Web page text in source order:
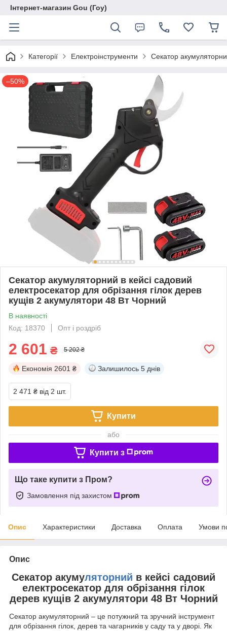
Інтернет-магазин Gou (Гоу)
Категорії Електроінструменти Секатор
–50%
Секатор акумуляторний в кейсі садовий
електросекатор для обрізання гілок дерев
кущів 2 акумулятори 48 Вт Чорний
В наявності
Код: 18370
Опт і роздріб
2 601 ₴ 5 202 ₴
Економія 2601 ₴ Залишилось 5 днів
2 471 ₴ від 2 шт.
Купити
або
Купити з
Що таке купити з Пром?
Замовлення під захистом
Опис Характеристики Доставка Оплата Умови
Опис
Секатор акумуляторний в кейсі садовий
електросекатор для обрізання гілок
дерев кущів 2 акумулятори 48 Вт Чорний
Секатор акумуляторний – це потужний та зручний інструмент
для обрізання гілок, дерев та чагарників у саду та у дворі. Як